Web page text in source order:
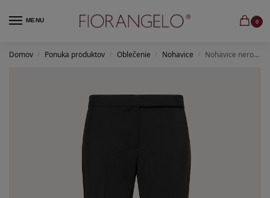
MENU 0
Domov Ponuka produktov Oblečenie Nohavice Nohavice nero fresco lana bistretch super 100